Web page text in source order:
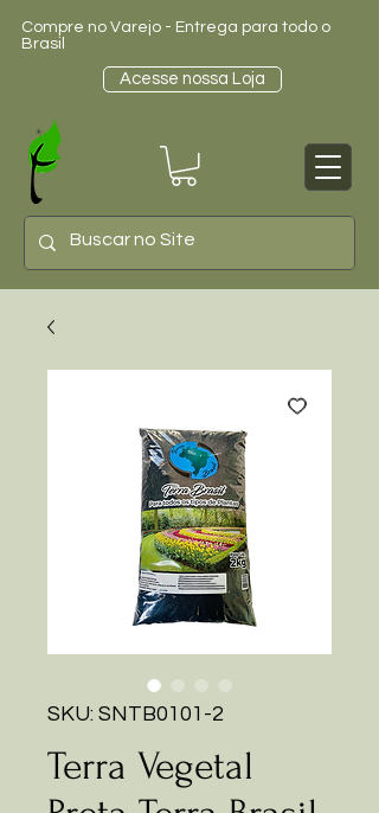
Compre no Varejo - Entrega para todo o
Brasil
Acesse nossa Loja
SKU: SNTB0101-2
Terra Vegetal